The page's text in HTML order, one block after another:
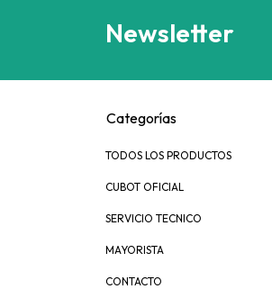
Newsletter
Categorías
TODOS LOS PRODUCTOS
CUBOT OFICIAL
SERVICIO TECNICO
MAYORISTA
CONTACTO